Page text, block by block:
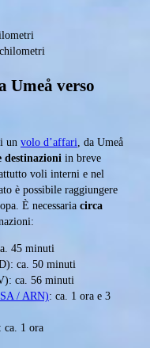
Umeå verso
un volo d’affari, da Umeå
destinazioni in breve
voli interni e nel
è possibile raggiungere
È necessaria circa
45 minuti
ca. 50 minuti
ca. 56 minuti
/ ARN): ca. 1 ora e 3
1 ora